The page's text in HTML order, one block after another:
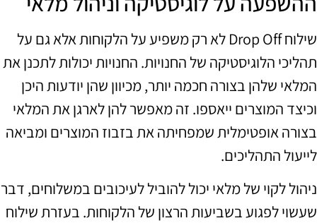
שילוח Drop Off לא רק משפיע על הלקוחות אלא גם על
תהליכי הלוגיסטיקה של החנויות. החנויות יכולות לתכנן את
המלאי שלהן בצורה חכמה יותר, מכיוון שהן יודעות היכן
וכיצד המוצרים ייאספו. זה מאפשר להן לארגן את המלאי
בצורה אופטימלית שמפחיתה את בזבוז המוצרים ומביאה
לייעול התהליכים.
ניהול לקוי של מלאי יכול להוביל לעיכובים במשלוחים, דבר
שעשוי לפגוע בשביעות הרצון של הלקוחות. בעזרת שילוח